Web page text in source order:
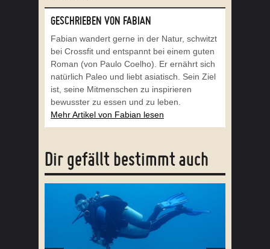
GESCHRIEBEN VON FABIAN
Fabian wandert gerne in der Natur, schwitzt
bei Crossfit und entspannt bei einem guten
Roman (von Paulo Coelho). Er ernährt sich
natürlich Paleo und liebt asiatisch. Sein Ziel
ist, seine Mitmenschen zu inspirieren
bewusster zu essen und zu leben.
Mehr Artikel von Fabian lesen
Dir gefällt bestimmt auch